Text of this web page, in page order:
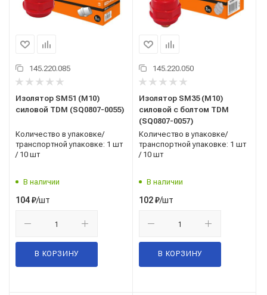
145.220.085
Изолятор SM51 (М10)
силовой TDM (SQ0807-0055)
Количество в упаковке/
транспортной упаковке: 1 шт
/ 10 шт
В наличии
104₽/шт
В КОРЗИНУ
145.220.050
Изолятор SM35 (М10)
силовой с болтом TDM
(SQ0807-0057)
Количество в упаковке/
транспортной упаковке: 1 шт
/ 10 шт
В наличии
102₽/шт
В КОРЗИНУ